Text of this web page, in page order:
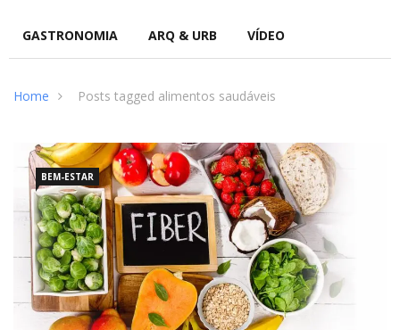
GASTRONOMIA ARQ & URB VÍDEO
Home Posts tagged alimentos saudáveis
BEM-ESTAR